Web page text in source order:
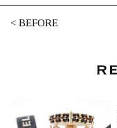
<BEFORE